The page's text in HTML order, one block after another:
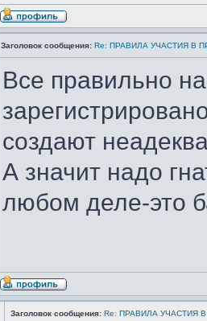
Заголовок сообщения: Re: ПРАВИЛА УЧАСТИЯ В
Все правильно
создают
А значит надо
любом деле-это
Заголовок сообщения: Re: ПРАВИЛА УЧАСТИЯ